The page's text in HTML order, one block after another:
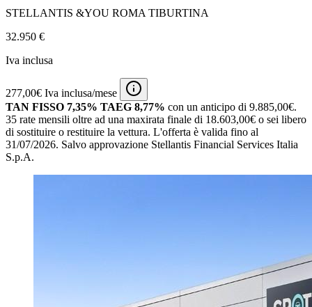
STELLANTIS &YOU ROMA TIBURTINA
32.950 €
Iva inclusa
277,00€ Iva inclusa/mese
TAN FISSO 7,35% TAEG 8,77% con un anticipo di 9.885,00€.
35 rate mensili oltre ad una maxirata finale di 18.603,00€ o sei libero
di sostituire o restituire la vettura. L'offerta è valida fino al
31/07/2026. Salvo approvazione Stellantis Financial Services Italia
S.p.A.